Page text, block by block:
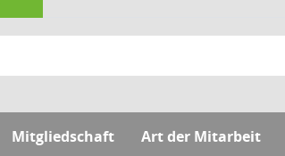
Mitgliedschaft Art der Mitarbeit